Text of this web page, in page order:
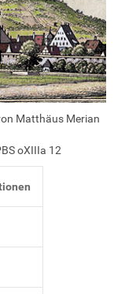
Matthäus Merian
oXIIIa 12